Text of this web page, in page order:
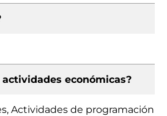
actividades económicas?
Actividades de programación